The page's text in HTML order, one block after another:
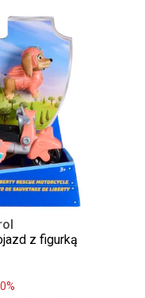
z figurką